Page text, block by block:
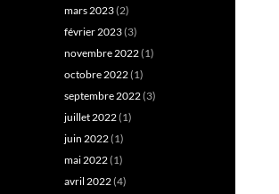
mars 2023(2)
février 2023(3)
novembre 2022(1)
octobre 2022(1)
septembre 2022(3)
juillet 2022(1)
juin 2022(1)
mai 2022(1)
avril 2022(4)